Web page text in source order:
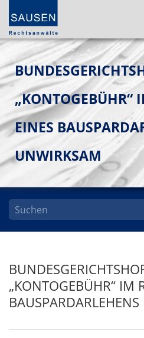
„KONTOGEBÜHR“
EINES
UNWIRKSAM
„KONTOGEBÜHR“ IM